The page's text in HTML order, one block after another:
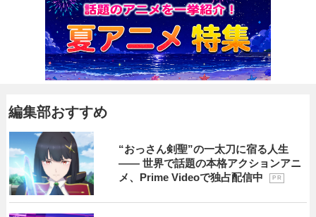
編集部おすすめ
“おっさん剣聖”の一太刀に宿る人生
―― 世界で話題の本格アクションアニ
メ、Prime Videoで独占配信中
P R